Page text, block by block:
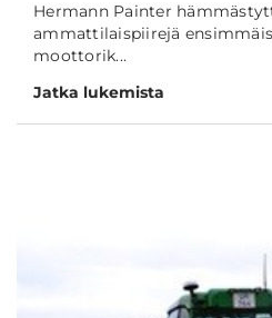
Hermann Painter
ammattilaispiirejä
moottorik...
Jatka lukemista